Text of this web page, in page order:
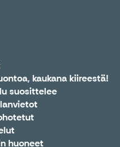
kaukana kiireestä!
suosittelee
huoneet